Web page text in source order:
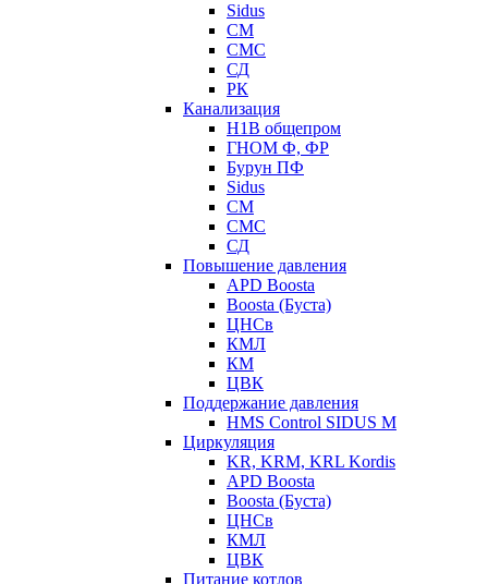
Sidus
СМ
СМС
СД
РК
Канализация
Н1В общепром
ГНОМ Ф, ФР
Бурун ПФ
Sidus
СМ
СМС
СД
Повышение давления
APD Boosta
Boosta (Буста)
ЦНСв
КМЛ
КМ
ЦВК
Поддержание давления
HMS Control SIDUS M
Циркуляция
KR, KRM, KRL Kordis
APD Boosta
Boosta (Буста)
ЦНСв
КМЛ
ЦВК
Питание котлов